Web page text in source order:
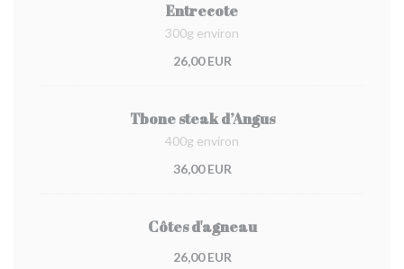
Entrecote
300g environ
26,00 EUR
Tbone steak d’Angus
400g environ
36,00 EUR
Côtes d'agneau
26,00 EUR